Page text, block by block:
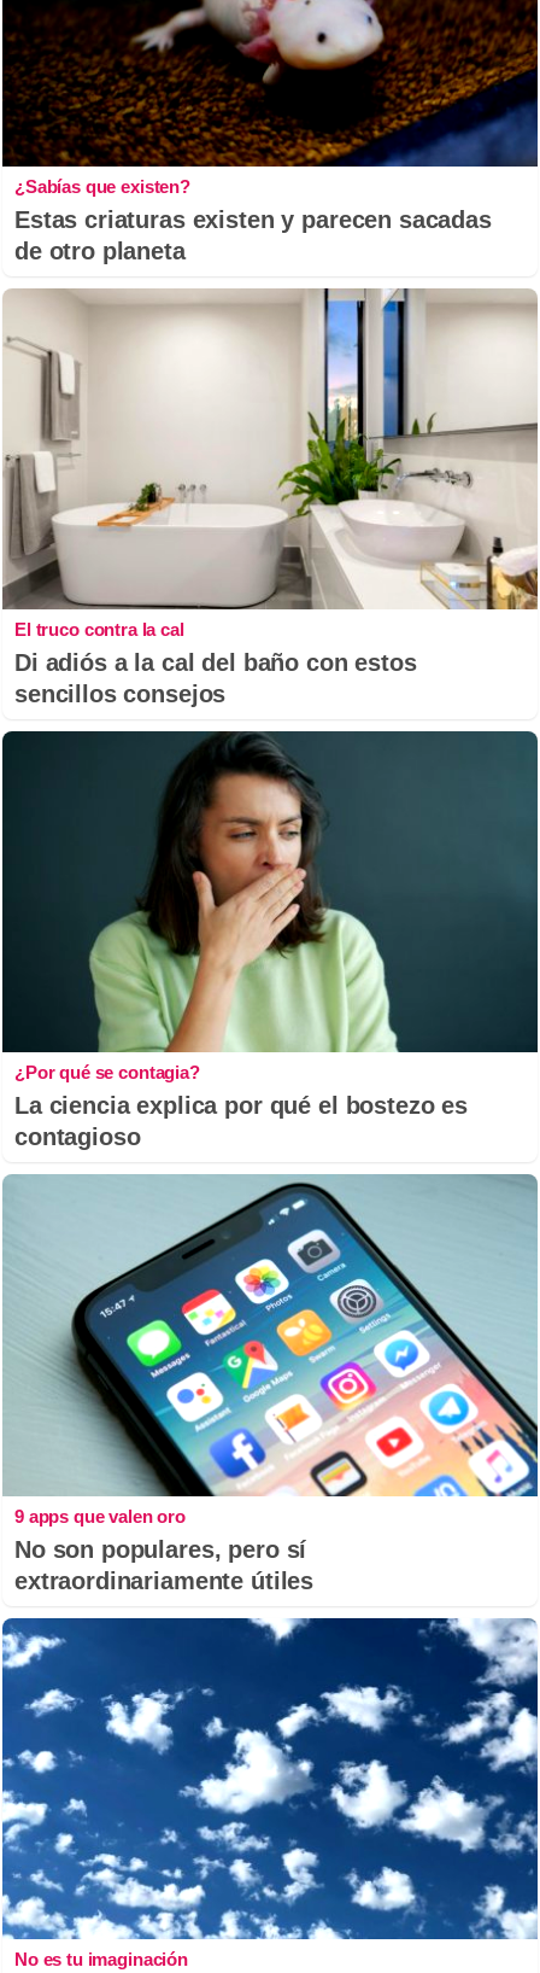
¿Sabías que existen?
Estas criaturas existen y parecen sacadas
de otro planeta
El truco contra la cal
Di adiós a la cal del baño con estos
sencillos consejos
¿Por qué se contagia?
La ciencia explica por qué el bostezo es
contagioso
9 apps que valen oro
No son populares, pero sí
extraordinariamente útiles
No es tu imaginación